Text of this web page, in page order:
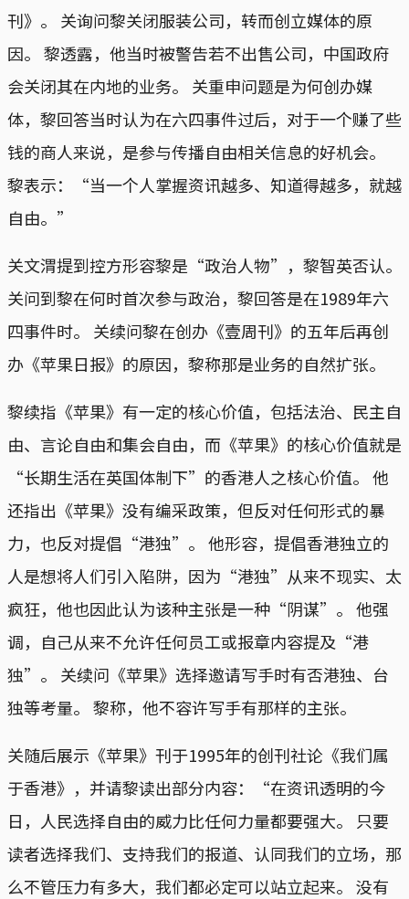
刊》。 关询问黎关闭服装公司，转而创立媒体的原
因。 黎透露，他当时被警告若不出售公司，中国政府
会关闭其在内地的业务。 关重申问题是为何创办媒
体，黎回答当时认为在六四事件过后，对于一个赚了些
钱的商人来说，是参与传播自由相关信息的好机会。
黎表示：“当一个人掌握资讯越多、知道得越多，就越
自由。”
关文渭提到控方形容黎是“政治人物”，黎智英否认。
关问到黎在何时首次参与政治，黎回答是在1989年六
四事件时。 关续问黎在创办《壹周刊》的五年后再创
办《苹果日报》的原因，黎称那是业务的自然扩张。
黎续指《苹果》有一定的核心价值，包括法治、民主自
由、言论自由和集会自由，而《苹果》的核心价值就是
“长期生活在英国体制下”的香港人之核心价值。 他
还指出《苹果》没有编采政策，但反对任何形式的暴
力，也反对提倡“港独”。 他形容，提倡香港独立的
人是想将人们引入陷阱，因为“港独”从来不现实、太
疯狂，他也因此认为该种主张是一种“阴谋”。 他强
调，自己从来不允许任何员工或报章内容提及“港
独”。 关续问《苹果》选择邀请写手时有否港独、台
独等考量。 黎称，他不容许写手有那样的主张。
关随后展示《苹果》刊于1995年的创刊社论《我们属
于香港》，并请黎读出部分内容：“在资讯透明的今
日，人民选择自由的威力比任何力量都要强大。 只要
读者选择我们、支持我们的报道、认同我们的立场，那
么不管压力有多大，我们都必定可以站立起来。 没有